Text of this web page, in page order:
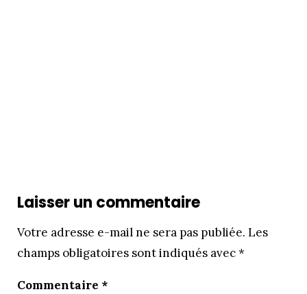
Laisser un commentaire
Votre adresse e-mail ne sera pas publiée. Les
champs obligatoires sont indiqués avec*
Commentaire *